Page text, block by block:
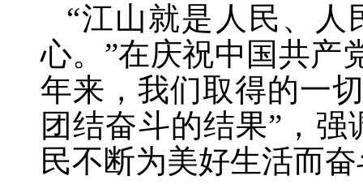
“江山就是人民、
心。”在庆祝中国共产
年来，我们取得的一
团结奋斗的结果”，
民不断为美好生活而奋